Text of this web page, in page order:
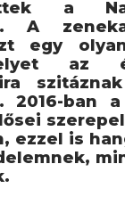
a
A
egy
az
2016-ban a
ezzel is